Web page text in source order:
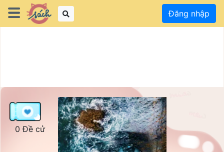
Đăng nhập
0 Đề cử